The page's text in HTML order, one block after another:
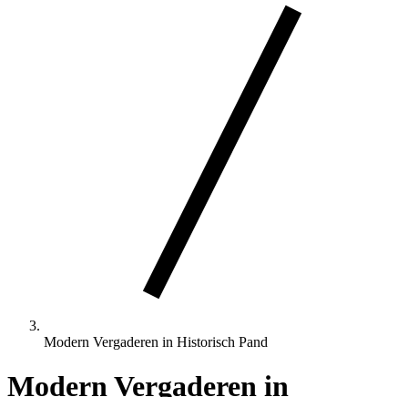
Modern Vergaderen in Historisch Pand
Modern Vergaderen in